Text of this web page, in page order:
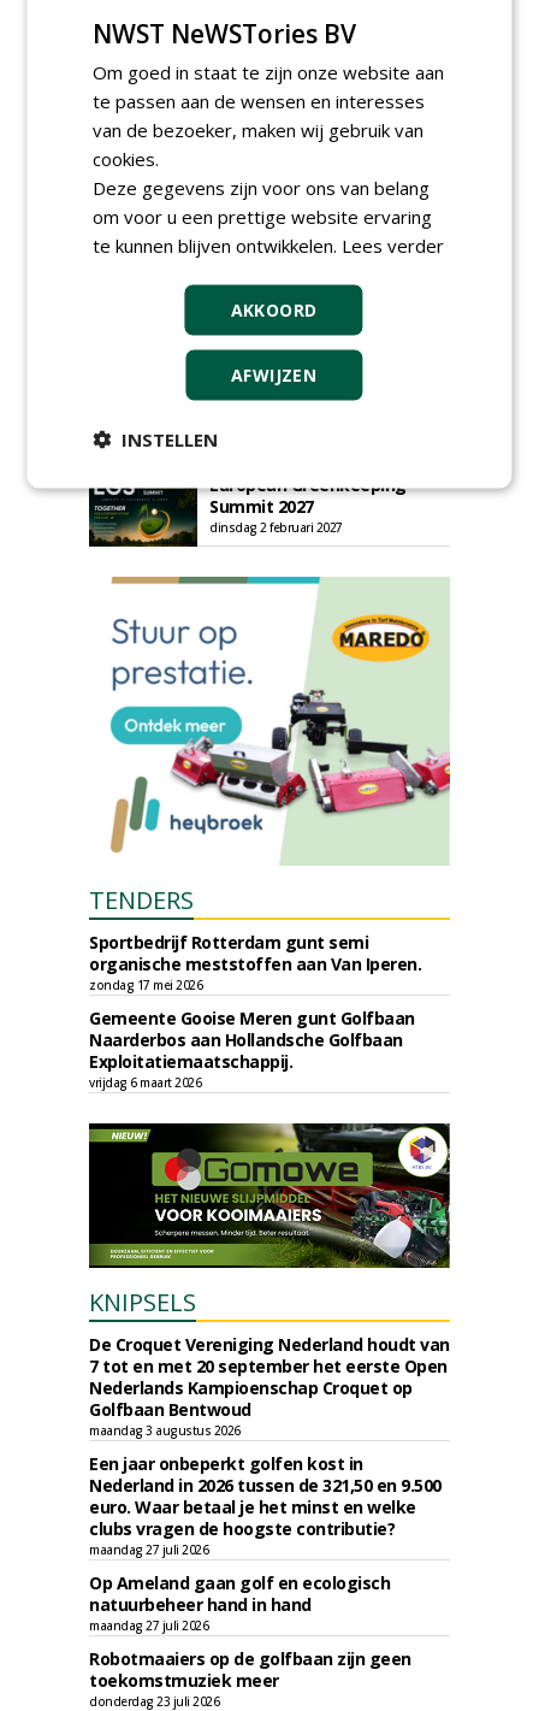
plaatsen via zijn eigen account.
HAS start nieuwe opleiding
Hoofdgreenkeeper
donderdag 24 september 2026
Save the Date: Green Gala op
woensdag 2 december 2026
European Greenkeeping
Summit 2027
dinsdag 2 februari 2027
TENDERS
Sportbedrijf Rotterdam gunt semi
organische meststoffen aan Van Iperen.
zondag 17 mei 2026
Gemeente Gooise Meren gunt Golfbaan
Naarderbos aan Hollandsche Golfbaan
Exploitatiemaatschappij.
vrijdag 6 maart 2026
KNIPSELS
De Croquet Vereniging Nederland houdt van
7 tot en met 20 september het eerste Open
Nederlands Kampioenschap Croquet op
Golfbaan Bentwoud
maandag 3 augustus 2026
Een jaar onbeperkt golfen kost in
Nederland in 2026 tussen de 321,50 en 9.500
euro. Waar betaal je het minst en welke
clubs vragen de hoogste contributie?
maandag 27 juli 2026
Op Ameland gaan golf en ecologisch
natuurbeheer hand in hand
maandag 27 juli 2026
Robotmaaiers op de golfbaan zijn geen
toekomstmuziek meer
donderdag 23 juli 2026
NWST NeWSTories BV
Om goed in staat te zijn onze website aan
te passen aan de wensen en interesses
van de bezoeker, maken wij gebruik van
cookies.
Deze gegevens zijn voor ons van belang
om voor u een prettige website ervaring
te kunnen blijven ontwikkelen. Lees verder
AKKOORD
AFWIJZEN
INSTELLEN